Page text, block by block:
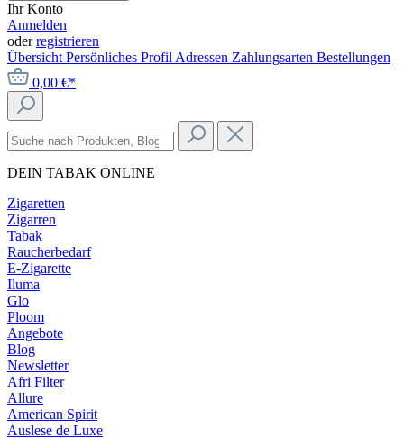
Ihr Konto
Anmelden
oderregistrieren
Übersicht Persönliches Profil Adressen Zahlungsarten Bestellungen
0,00 €*
DEIN TABAK ONLINE
Zigaretten
Zigarren
Tabak
Raucherbedarf
E-Zigarette
Iluma
Glo
Ploom
Angebote
Blog
Newsletter
Afri Filter
Allure
American Spirit
Auslese de Luxe